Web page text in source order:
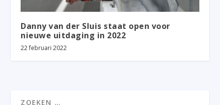
Danny van der Sluis staat open voor
nieuwe uitdaging in 2022
22 februari 2022